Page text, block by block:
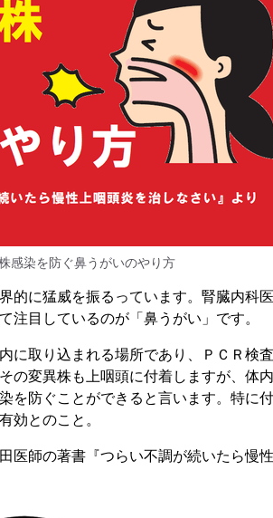
感染を防ぐ鼻うがいのやり方
的に猛威を振るっています。腎臓内科
注目しているのが「鼻うがい」です。
に取り込まれる場所であり、ＰＣＲ検
の変異株も上咽頭に付着しますが、体
を防ぐことができると言います。特に
効とのこと。
医師の著書『つらい不調が続いたら慢